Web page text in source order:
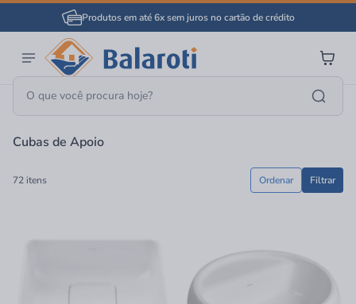
Produtos em até 6x sem juros no cartão de crédito
Página Inicial Banheiro Cubas Para Banheiro
Cubas de Apoio
72 itens Filtrar
Ordenar